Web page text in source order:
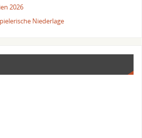
2026
Niederlage